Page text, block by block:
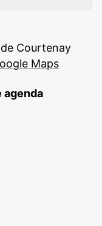
Courtenay
Maps
agenda